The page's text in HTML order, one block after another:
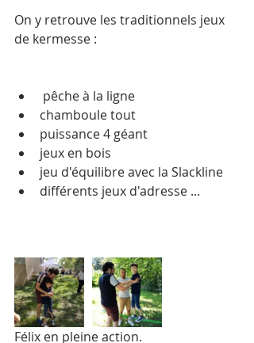
On y retrouve les traditionnels jeux
de kermesse :
pêche à la ligne
chamboule tout
puissance 4 géant
jeux en bois
jeu d'équilibre avec la Slackline
différents jeux d'adresse ...
Félix en pleine action.